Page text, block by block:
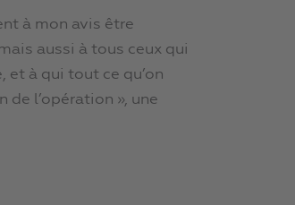
à mon avis être
aussi à tous ceux qui
à qui tout ce qu’on
de l’opération », une